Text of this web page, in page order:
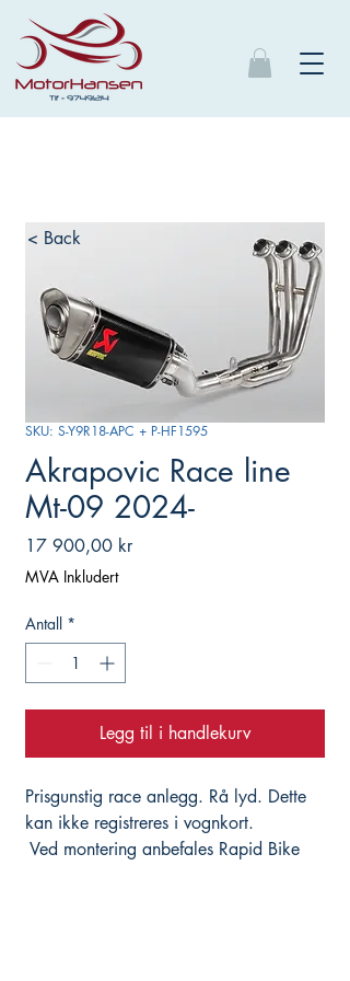
SKU: S-Y9R18-APC + P-HF1595
Akrapovic Race line
Mt-09 2024-
17 900,00 krPris
MVA Inkludert
Antall *
Legg til i handlekurv
Prisgunstig race anlegg. Rå lyd. Dette
kan ikke registreres i vognkort.
Ved montering anbefales Rapid Bike
< Back